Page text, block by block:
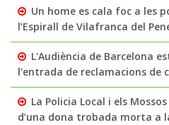
Un home es cala foc a les
l’Espirall de Vilafranca del
L'Audiència de Barcelona
l'entrada de reclamacions de
La Policia Local i els
d’una dona trobada morta a